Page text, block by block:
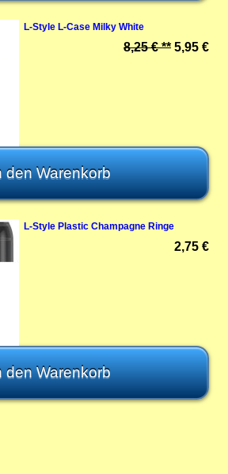
L-Style L-Case Milky White
8,25 € ** 5,95 €
L-Style Plastic Champagne Ringe
2,75 €